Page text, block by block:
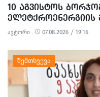
10 ᲐᲒᲕᲘᲡᲢᲝᲡ
ᲔᲚᲔᲢᲥᲠᲝᲔᲜᲔᲠᲒᲘᲘᲡ
ავტორი 07.08.2026 / 19:16